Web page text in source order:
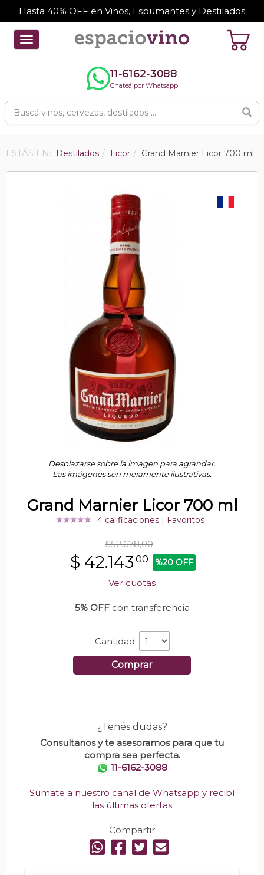
Hasta 40% OFF en Vinos, Espumantes y Destilados
Toggle
navigation
11-6162-3088
Chateá por Whatsapp
ESTÁS EN: Destilados Licor Grand Marnier Licor 700 ml
Desplazarse sobre la imagen para agrandar.
Las imágenes son meramente ilustrativas.
Grand Marnier Licor 700 ml
4 calificaciones Favoritos
$52.678,00
$ 42.143 00 %20 OFF
Ver cuotas
5% OFFcon transferencia
Cantidad:
Comprar
¿Tenés dudas?
Consultanos y te asesoramos para que tu
compra sea perfecta.
11-6162-3088
Sumate a nuestro canal de Whatsapp y recibí
las últimas ofertas
Compartir